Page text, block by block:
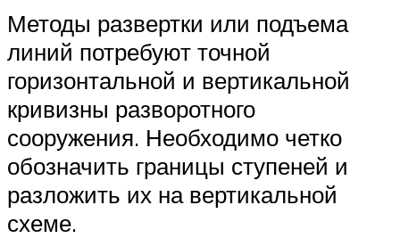
Методы развертки или подъема
линий потребуют точной
горизонтальной и вертикальной
кривизны разворотного
сооружения. Необходимо четко
обозначить границы ступеней и
разложить их на вертикальной
схеме.